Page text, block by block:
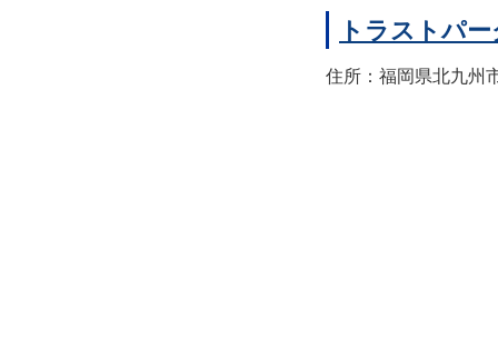
トラストパ
住所：福岡県北九州